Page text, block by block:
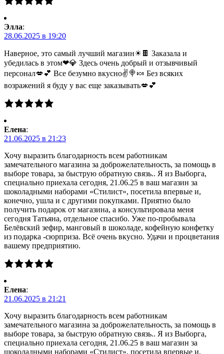
Элла:
28.06.2025 в 19:20
Наверное, это самый лучший магазин☀🍫 Заказала и
убедилась в этом❤💎 Здесь очень добрый и отзывчивый
персонал💋💕 Все безумно вкусно✌🍭🍬 Без всяких
возражений я буду у вас еще заказывать💋💕
Елена:
21.06.2025 в 21:23
Хочу выразить благодарность всем работникам
замечательного магазина за доброжелательность, за помощь в
выборе товара, за быструю обратную связь.. Я из Выборга,
специально приехала сегодня, 21.06.25 в ваш магазин за
шоколадными наборами «Стилист», посетила впервые и,
конечно, ушла и с другими покупками. Приятно было
получить подарок от магазина, а консультировала меня
сегодня Татьяна, отдельное спасибо. Уже по-пробывала
Белёвский зефир, манговый в шоколаде, кофейную конфетку
из подарка -сюрприза. Всё очень вкусно. Удачи и процветания
вашему предприятию.
Елена:
21.06.2025 в 21:21
Хочу выразить благодарность всем работникам
замечательного магазина за доброжелательность, за помощь в
выборе товара, за быструю обратную связь.. Я из Выборга,
специально приехала сегодня, 21.06.25 в ваш магазин за
шоколадными наборами «Стилист», посетила впервые и,